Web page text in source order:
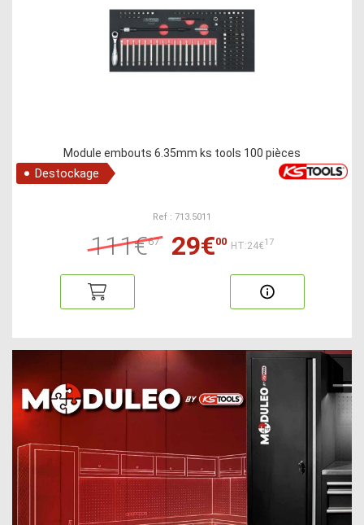
Module embouts 6.35mm ks tools 100 pièces
Destockage
Ref : 713.5011
111€67 29€00 HT:24€17